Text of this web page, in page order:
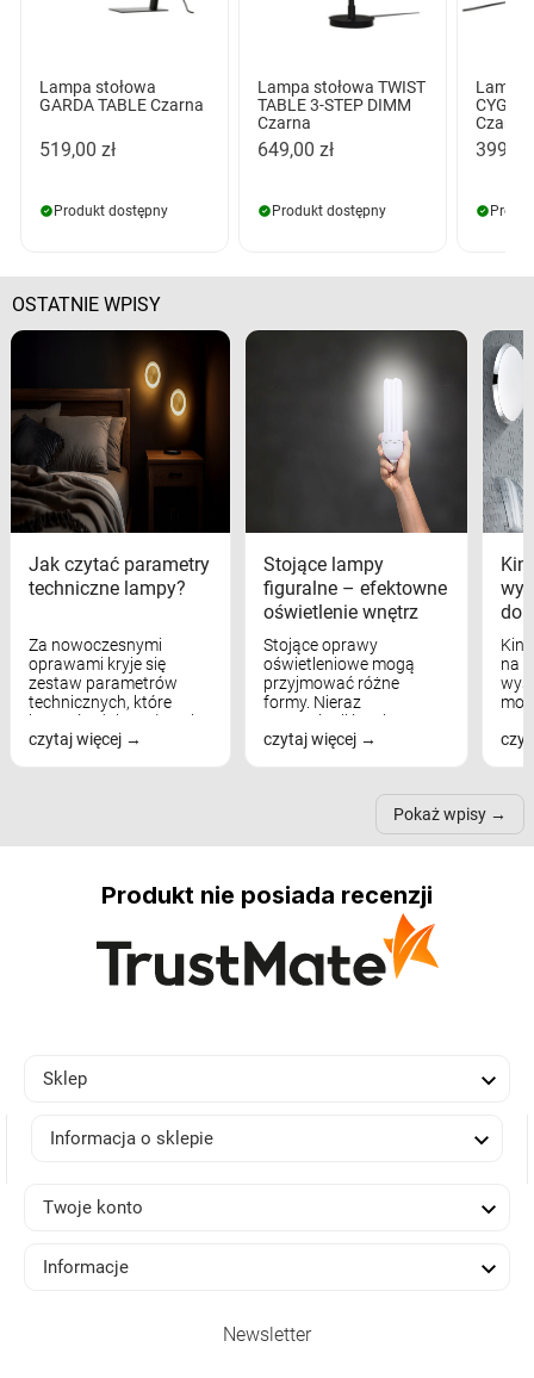
Lampa stołowa
GARDA TABLE Czarna
519,00 zł
Produkt dostępny
Lampa stołowa TWIST
TABLE 3-STEP DIMM
Czarna
649,00 zł
Produkt dostępny
Lampa
Czarna
399,00
OSTATNIE WPISY
Jak czytać parametry
techniczne lampy?
Za nowoczesnymi
oprawami kryje się
zestaw parametrów
technicznych, które
bezpośrednio wpływają
na komfort widzenia,
czytaj więcej
Stojące lampy
figuralne – efektowne
oświetlenie wnętrz
Stojące oprawy
oświetleniowe mogą
przyjmować różne
formy. Nieraz
wspominaliśmy już
modele na łukowych
nich może przydać się w
czytaj więcej
na
Pokaż wpisy
Produkt nie posiada recenzji
Sklep 
Informacja o sklepie 
Twoje konto 
Informacje 
Newsletter